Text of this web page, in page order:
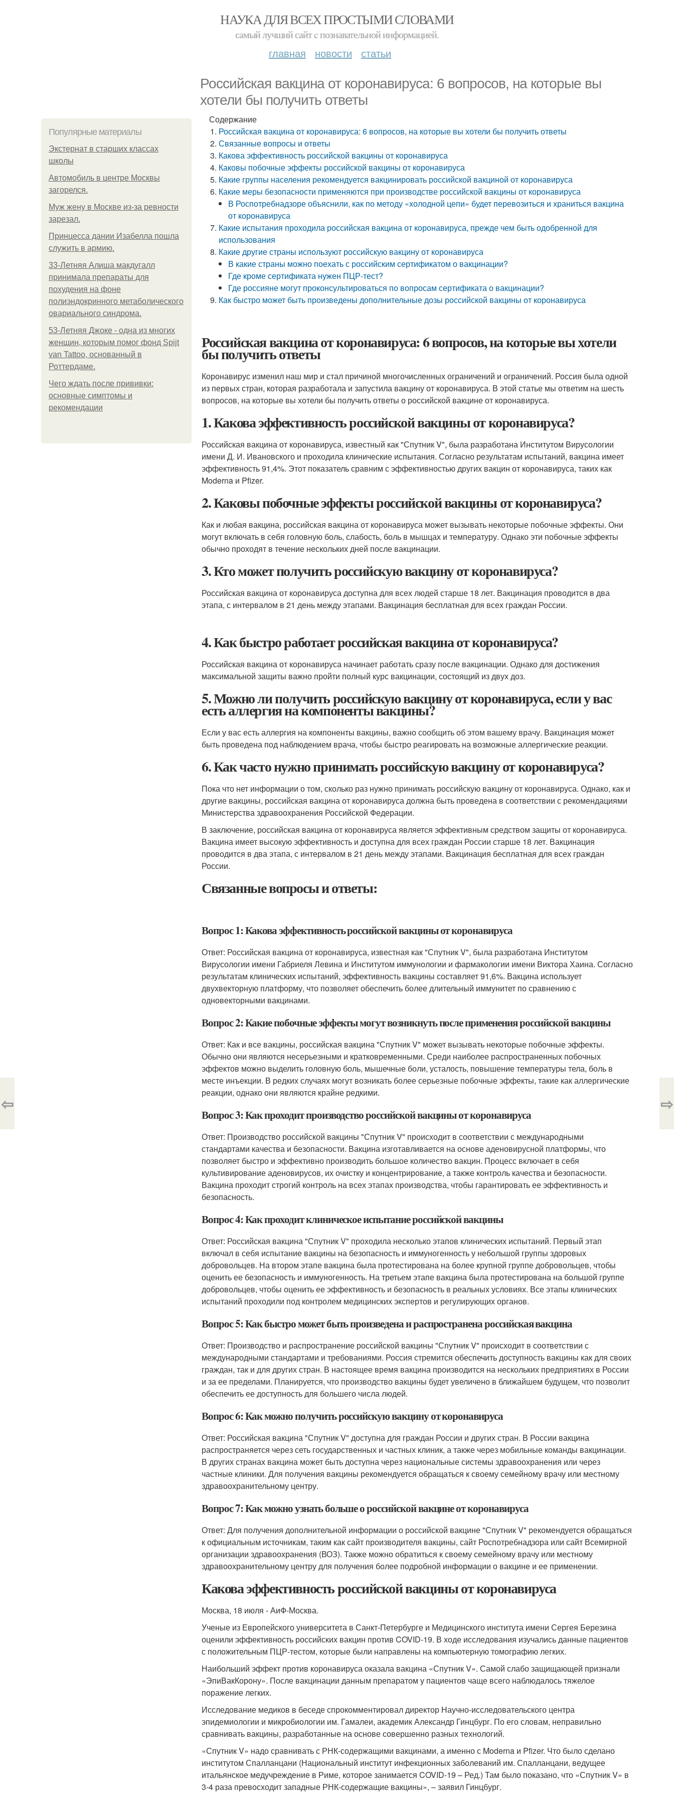
НАУКА ДЛЯ ВСЕХ ПРОСТЫМИ СЛОВАМИ
самый лучший сайт c познавательной информацией.
главная новости статьи
Российская вакцина от коронавируса: 6 вопросов, на которые вы
хотели бы получить ответы
Популярные материалы
Экстернат в старших классах
школы
Автомобиль в центре Москвы
загорелся.
Mуж жену в Москве из-за ревности
зарезал.
Принцесса дании Изабелла пошла
служить в армию.
33-Летняя Алиша макдугалл
принимала препараты для
похудения на фоне
полиэндокринного метаболического
овариального синдрома.
53-Летняя Джоке - одна из многих
женщин, которым помог фонд Spijt
van Tattoo, основанный в
Роттердаме.
Чего ждать после прививки:
основные симптомы и
рекомендации
Содержание
Российская вакцина от коронавируса: 6 вопросов, на которые вы хотели бы получить ответы
Связанные вопросы и ответы
Какова эффективность российской вакцины от коронавируса
Каковы побочные эффекты российской вакцины от коронавируса
Какие группы населения рекомендуется вакцинировать российской вакциной от коронавируса
Какие меры безопасности применяются при производстве российской вакцины от коронавируса
В Роспотребнадзоре объяснили, как по методу «холодной цепи» будет перевозиться и храниться вакцина
от коронавируса
Какие испытания проходила российская вакцина от коронавируса, прежде чем быть одобренной для
использования
Какие другие страны используют российскую вакцину от коронавируса
В какие страны можно поехать с российским сертификатом о вакцинации?
Где кроме сертификата нужен ПЦР-тест?
Где россияне могут проконсультироваться по вопросам сертификата о вакцинации?
Как быстро может быть произведены дополнительные дозы российской вакцины от коронавируса
Российская вакцина от коронавируса: 6 вопросов, на которые вы хотели
бы получить ответы
Коронавирус изменил наш мир и стал причиной многочисленных ограничений и ограничений. Россия была одной
из первых стран, которая разработала и запустила вакцину от коронавируса. В этой статье мы ответим на шесть
вопросов, на которые вы хотели бы получить ответы о российской вакцине от коронавируса.
1. Какова эффективность российской вакцины от коронавируса?
Российская вакцина от коронавируса, известный как "Спутник V", была разработана Институтом Вирусологии
имени Д. И. Ивановского и проходила клинические испытания. Согласно результатам испытаний, вакцина имеет
эффективность 91,4%. Этот показатель сравним с эффективностью других вакцин от коронавируса, таких как
Moderna и Pfizer.
2. Каковы побочные эффекты российской вакцины от коронавируса?
Как и любая вакцина, российская вакцина от коронавируса может вызывать некоторые побочные эффекты. Они
могут включать в себя головную боль, слабость, боль в мышцах и температуру. Однако эти побочные эффекты
обычно проходят в течение нескольких дней после вакцинации.
3. Кто может получить российскую вакцину от коронавируса?
Российская вакцина от коронавируса доступна для всех людей старше 18 лет. Вакцинация проводится в два
этапа, с интервалом в 21 день между этапами. Вакцинация бесплатная для всех граждан России.
4. Как быстро работает российская вакцина от коронавируса?
Российская вакцина от коронавируса начинает работать сразу после вакцинации. Однако для достижения
максимальной защиты важно пройти полный курс вакцинации, состоящий из двух доз.
5. Можно ли получить российскую вакцину от коронавируса, если у вас
есть аллергия на компоненты вакцины?
Если у вас есть аллергия на компоненты вакцины, важно сообщить об этом вашему врачу. Вакцинация может
быть проведена под наблюдением врача, чтобы быстро реагировать на возможные аллергические реакции.
6. Как часто нужно принимать российскую вакцину от коронавируса?
Пока что нет информации о том, сколько раз нужно принимать российскую вакцину от коронавируса. Однако, как и
другие вакцины, российская вакцина от коронавируса должна быть проведена в соответствии с рекомендациями
Министерства здравоохранения Российской Федерации.
В заключение, российская вакцина от коронавируса является эффективным средством защиты от коронавируса.
Вакцина имеет высокую эффективность и доступна для всех граждан России старше 18 лет. Вакцинация
проводится в два этапа, с интервалом в 21 день между этапами. Вакцинация бесплатная для всех граждан
России.
Связанные вопросы и ответы:
Вопрос 1: Какова эффективность российской вакцины от коронавируса
Ответ: Российская вакцина от коронавируса, известная как "Спутник V", была разработана Институтом
Вирусологии имени Габриеля Левина и Институтом иммунологии и фармакологии имени Виктора Хаина. Согласно
результатам клинических испытаний, эффективность вакцины составляет 91,6%. Вакцина использует
двухвекторную платформу, что позволяет обеспечить более длительный иммунитет по сравнению с
одновекторными вакцинами.
Вопрос 2: Какие побочные эффекты могут возникнуть после применения российской вакцины
Ответ: Как и все вакцины, российская вакцина "Спутник V" может вызывать некоторые побочные эффекты.
Обычно они являются несерьезными и кратковременными. Среди наиболее распространенных побочных
эффектов можно выделить головную боль, мышечные боли, усталость, повышение температуры тела, боль в
месте инъекции. В редких случаях могут возникать более серьезные побочные эффекты, такие как аллергические
реакции, однако они являются крайне редкими.
Вопрос 3: Как проходит производство российской вакцины от коронавируса
Ответ: Производство российской вакцины "Спутник V" происходит в соответствии с международными
стандартами качества и безопасности. Вакцина изготавливается на основе аденовирусной платформы, что
позволяет быстро и эффективно производить большое количество вакцин. Процесс включает в себя
культивирование аденовирусов, их очистку и концентрирование, а также контроль качества и безопасности.
Вакцина проходит строгий контроль на всех этапах производства, чтобы гарантировать ее эффективность и
безопасность.
Вопрос 4: Как проходит клиническое испытание российской вакцины
Ответ: Российская вакцина "Спутник V" проходила несколько этапов клинических испытаний. Первый этап
включал в себя испытание вакцины на безопасность и иммуногенность у небольшой группы здоровых
добровольцев. На втором этапе вакцина была протестирована на более крупной группе добровольцев, чтобы
оценить ее безопасность и иммуногенность. На третьем этапе вакцина была протестирована на большой группе
добровольцев, чтобы оценить ее эффективность и безопасность в реальных условиях. Все этапы клинических
испытаний проходили под контролем медицинских экспертов и регулирующих органов.
Вопрос 5: Как быстро может быть произведена и распространена российская вакцина
Ответ: Производство и распространение российской вакцины "Спутник V" происходит в соответствии с
международными стандартами и требованиями. Россия стремится обеспечить доступность вакцины как для своих
граждан, так и для других стран. В настоящее время вакцина производится на нескольких предприятиях в России
и за ее пределами. Планируется, что производство вакцины будет увеличено в ближайшем будущем, что позволит
обеспечить ее доступность для большего числа людей.
Вопрос 6: Как можно получить российскую вакцину от коронавируса
Ответ: Российская вакцина "Спутник V" доступна для граждан России и других стран. В России вакцина
распространяется через сеть государственных и частных клиник, а также через мобильные команды вакцинации.
В других странах вакцина может быть доступна через национальные системы здравоохранения или через
частные клиники. Для получения вакцины рекомендуется обращаться к своему семейному врачу или местному
здравоохранительному центру.
Вопрос 7: Как можно узнать больше о российской вакцине от коронавируса
Ответ: Для получения дополнительной информации о российской вакцине "Спутник V" рекомендуется обращаться
к официальным источникам, таким как сайт производителя вакцины, сайт Роспотребнадзора или сайт Всемирной
организации здравоохранения (ВОЗ). Также можно обратиться к своему семейному врачу или местному
здравоохранительному центру для получения более подробной информации о вакцине и ее применении.
Какова эффективность российской вакцины от коронавируса
Москва, 18 июля - АиФ-Москва.
Ученые из Европейского университета в Санкт-Петербурге и Медицинского института имени Сергея Березина
оценили эффективность российских вакцин против COVID-19. В ходе исследования изучались данные пациентов
с положительным ПЦР-тестом, которые были направлены на компьютерную томографию легких.
Наибольший эффект против коронавируса оказала вакцина «Спутник V». Самой слабо защищающей признали
«ЭпиВакКорону». После вакцинации данным препаратом у пациентов чаще всего наблюдалось тяжелое
поражение легких.
Исследование медиков в беседе спрокомментировал директор Научно-исследовательского центра
эпидемиологии и микробиологии им. Гамалеи, академик Александр Гинцбург. По его словам, неправильно
сравнивать вакцины, разработанные на основе совершенно разных технологий.
«Спутник V» надо сравнивать с РНК-содержащими вакцинами, а именно с Moderna и Pfizer. Что было сделано
институтом Спалланцани (Национальный институт инфекционных заболеваний им. Спалланцани, ведущее
итальянское медучреждение в Риме, которое занимается COVID-19 – Ред.) Там было показано, что «Спутник V» в
3-4 раза превосходит западные РНК-содержащие вакцины», – заявил Гинцбург.
⇦ ⇨